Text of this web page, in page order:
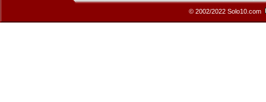
© 2002/2022 Solo10.com